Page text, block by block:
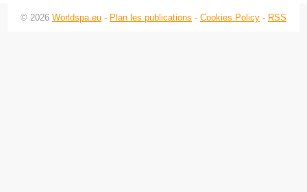
© 2026 Worldspa.eu - Plan les publications - Cookies Policy - RSS